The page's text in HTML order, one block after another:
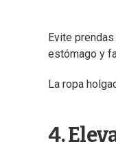
Evite
estómago y
La ropa
4.